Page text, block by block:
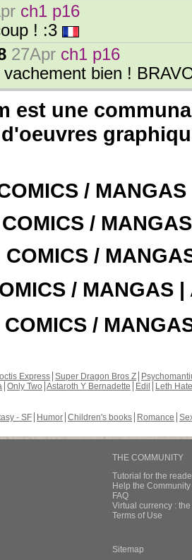
ch1 p16
! :3
27Apr ch1 p16
vachement bien !
est une
/
/
COMICS /
/ MANGAS |
COMICS /
Express Super Dragon Bros Z
Only Two Astaroth Y Bernadette Edil
Leth Hate
- SF Humor Children's books Romance
THE COMMUNITY
Tutorial for the
Help the
FAQ
Virtual currency :
Terms of Use
Sitemap